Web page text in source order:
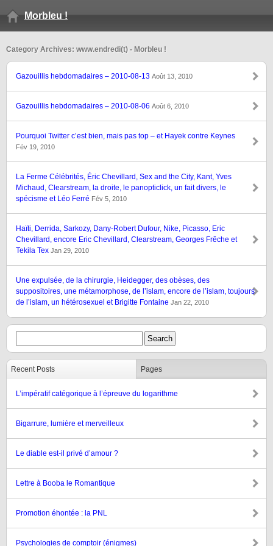
Morbleu !
Category Archives: www.endredi(t) - Morbleu !
Gazouillis hebdomadaires – 2010-08-13 Août 13, 2010
Gazouillis hebdomadaires – 2010-08-06 Août 6, 2010
Pourquoi Twitter c’est bien, mais pas top – et Hayek contre Keynes
Fév 19, 2010
La Ferme Célébrités, Éric Chevillard, Sex and the City, Kant, Yves
Michaud, Clearstream, la droite, le panopticlick, un fait divers, le
spécisme et Léo Ferré Fév 5, 2010
Haïti, Derrida, Sarkozy, Dany-Robert Dufour, Nike, Picasso, Eric
Chevillard, encore Eric Chevillard, Clearstream, Georges Frêche et
Tekila Tex Jan 29, 2010
Une expulsée, de la chirurgie, Heidegger, des obèses, des
suppositoires, une métamorphose, de l’islam, encore de l’islam, toujours
de l’islam, un hétérosexuel et Brigitte Fontaine Jan 22, 2010
Recent Posts Pages
L’impératif catégorique à l’épreuve du logarithme
Bigarrure, lumière et merveilleux
Le diable est-il privé d’amour ?
Lettre à Booba le Romantique
Promotion éhontée : la PNL
Psychologies de comptoir (énigmes)